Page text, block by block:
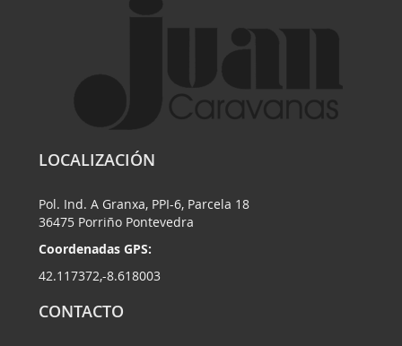
LOCALIZACIÓN
Pol. Ind. A Granxa, PPI-6, Parcela 18
36475 Porriño Pontevedra
Coordenadas GPS:
42.117372,-8.618003
CONTACTO